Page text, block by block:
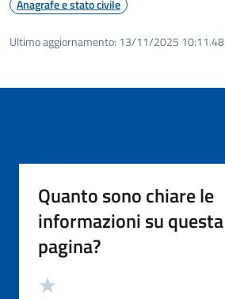
Anagrafe e stato civile
Ultimo aggiornamento: 13/11/2025 10:11.48
Quanto sono chiare le
informazioni su questa
pagina?
Valutazione